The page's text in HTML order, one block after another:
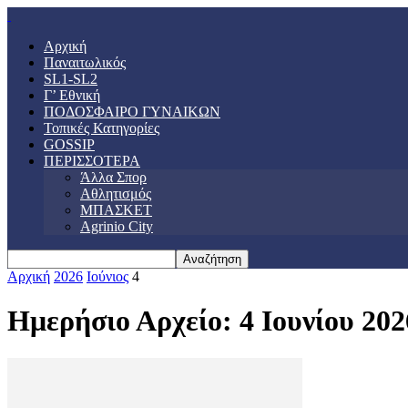
Αρχική
Παναιτωλικός
SL1-SL2
Γ’ Εθνική
ΠΟΔΟΣΦΑΙΡΟ ΓΥΝΑΙΚΩΝ
Τοπικές Κατηγορίες
GOSSIP
ΠΕΡΙΣΣΟΤΕΡΑ
Άλλα Σπορ
Αθλητισμός
ΜΠΑΣΚΕΤ
Agrinio City
Αρχική 2026 Ιούνιος 4
Ημερήσιο Αρχείο: 4 Ιουνίου